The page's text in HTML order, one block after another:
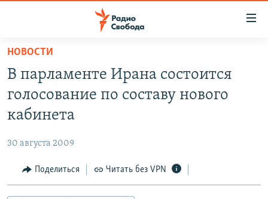
упрощенного
доступа
основному
Вернутся
ПОДКАСТЫ
АВТОРСКИЕ ПРОЕКТЫ
МНЕНИЯ
КУЛЬТУРА
НОВОСТИ
В парламенте Ирана состоится
голосование по составу нового
кабинета
30 августа 2009
Поделиться Читать без VPN